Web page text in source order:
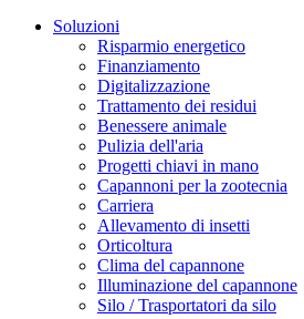
Soluzioni
Risparmio energetico
Finanziamento
Digitalizzazione
Trattamento dei residui
Benessere animale
Pulizia dell'aria
Progetti chiavi in mano
Capannoni per la zootecnia
Carriera
Allevamento di insetti
Orticoltura
Clima del capannone
Illuminazione del capannone
Silo / Trasportatori da silo